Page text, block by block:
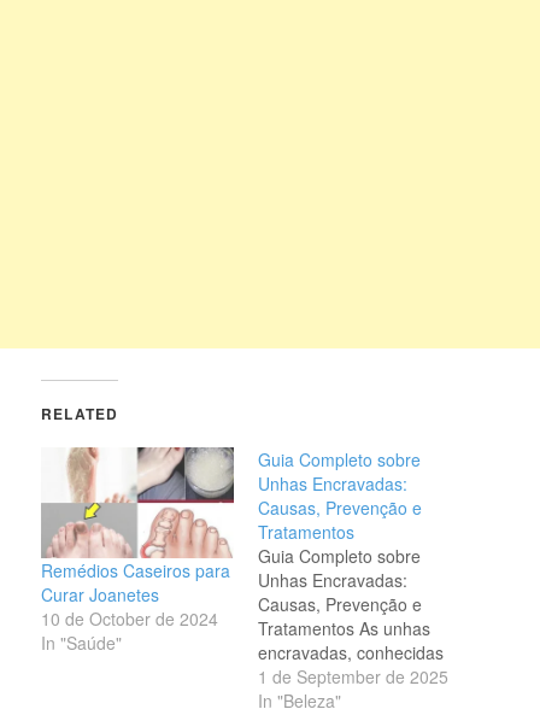
RELATED
Remédios Caseiros para
Curar Joanetes
10 de October de 2024
In "Saúde"
Guia Completo sobre
Unhas Encravadas:
Causas, Prevenção e
Tratamentos
Guia Completo sobre
Unhas Encravadas:
Causas, Prevenção e
Tratamentos As unhas
encravadas, conhecidas
no meio médico como
onicocriptose, são um
1 de September de 2025
In "Beleza"